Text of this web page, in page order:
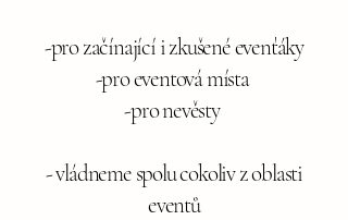
-pro začínající i zkušené evenťáky
-pro eventová místa
-pro nevěsty
- vládneme spolu cokoliv z oblasti
eventů